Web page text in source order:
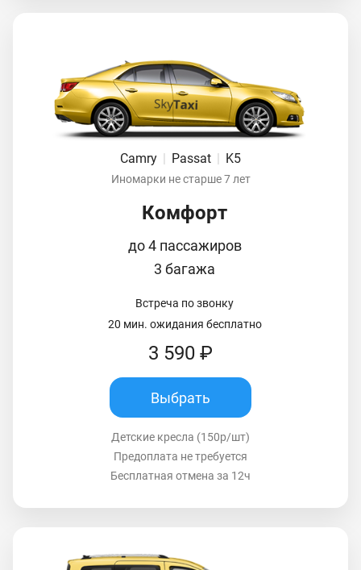
Camry Passat K5
Иномарки не старше 7 лет
Комфорт
до 4 пассажиров
3 багажа
Встреча по звонку
20 мин. ожидания бесплатно
3 590 ₽
Выбрать
Детские кресла (150р/шт)
Предоплата не требуется
Бесплатная отмена за 12ч